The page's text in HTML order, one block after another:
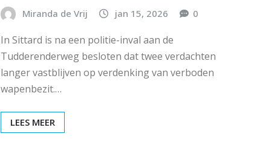
Miranda de Vrij jan 15, 2026 0
In Sittard is na een politie-inval aan de
Tudderenderweg besloten dat twee verdachten
langer vastblijven op verdenking van verboden
wapenbezit.…
LEES MEER